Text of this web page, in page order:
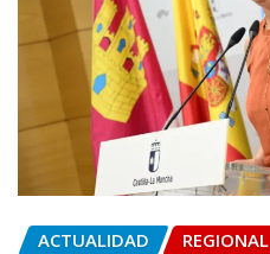
ACTUALIDAD REGIONAL